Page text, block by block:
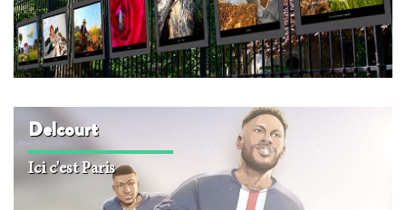
Delcourt
Ici c'est Paris